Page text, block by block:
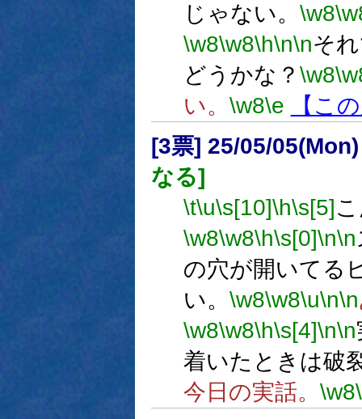
じゃない。 \w8
\w8\w8\h\n\nそ
どうかな？ \w8
い。 \w8\e
【こ
[3票] 25/05/
なる]
\t\u\s[10]\h\s[5]
\w8\w8\h\s[0]\n\n
の穴が開いてる
い。 \w8\w8\u\n\n
\w8\w8\h\s[4]\n\n
着いたときは破
今日の実話。 \w8